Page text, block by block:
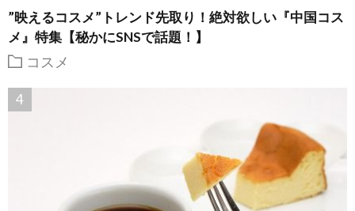
”映えるコスメ”トレンド先取り！絶対欲しい『中国コス
メ』特集【秘かにSNSで話題！】
コスメ